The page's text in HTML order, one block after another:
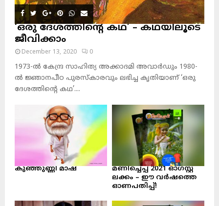
‘ഒരു ദേശത്തിന്റെ കഥ’ – കഥയിലൂടെ
ജീവിക്കാം
December 13, 2020 0
1973-ല്‍ കേന്ദ്ര സാഹിത്യ അക്കാദമി അവാര്‍ഡും 1980-
ല്‍ ജ്ഞാനപീഠ പുരസ്‌കാരവും ലഭിച്ച കൃതിയാണ് ‘ഒരു
ദേശത്തിന്റെ കഥ’....
കുഞ്ഞുണ്ണി മാഷ്‌
മണിച്ചെപ്പ് 2021 ഓഗസ്റ്റ്
ലക്കം – ഈ വർഷത്തെ
ഓണപതിപ്പ്!